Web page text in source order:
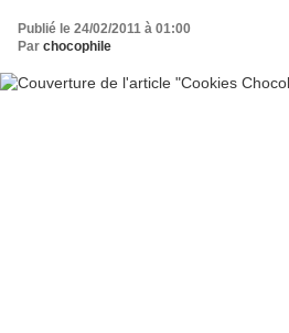
Publié le 24/02/2011 à 01:00
Par chocophile